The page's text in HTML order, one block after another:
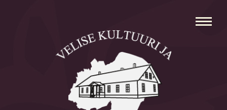
Avaleht
Aleksei Parnabas